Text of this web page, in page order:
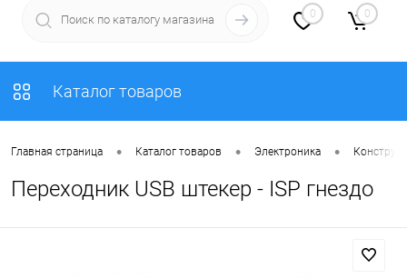
0 0
Каталог товаров
Главная страница • Каталог товаров • Электроника •
Переходник USB штекер - ISP гнездо